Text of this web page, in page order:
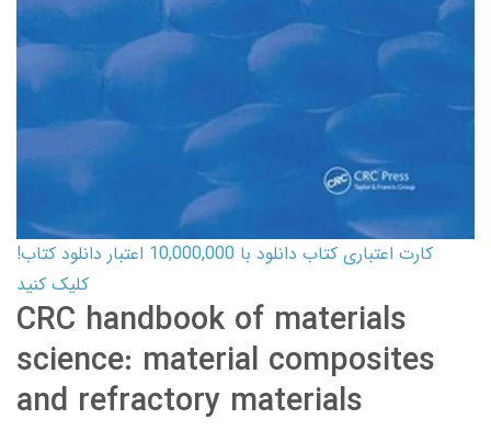
کارت اعتباری کتاب دانلود با 10,000,000 اعتبار دانلود کتاب!
کلیک کنید
CRC handbook of materials
science: material composites
and refractory materials